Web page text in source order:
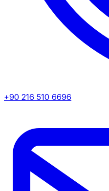
+90 216 510 6696